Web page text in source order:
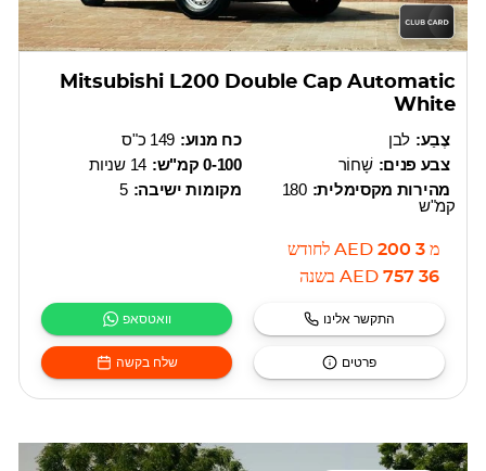
Mitsubishi L200 Double Cap Automatic
White
כח מנוע: 149 כ"ס
0-100 קמ"ש:
14 שניות
מקומות ישיבה: 5
צֶבַע: לבן
צבע פנים: שָׁחוֹר
מהירות מקסימלית: 180
קמ"ש
מ 3 200
AED לחודש
36 757
AED בשנה
וואטסאפ התקשר אלינו
שלח בקשה פרטים